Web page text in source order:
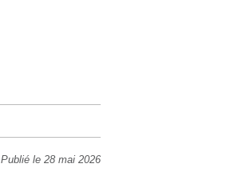
Publié le 28 mai 2026